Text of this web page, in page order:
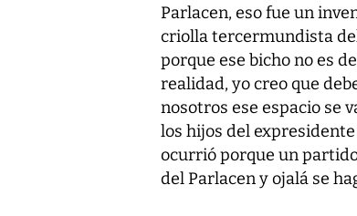
Parlacen, eso fue un
criolla tercermundista
porque ese bicho no es
realidad, yo creo que
nosotros ese espacio se
los hijos del
ocurrió porque un
del Parlacen y ojalá se